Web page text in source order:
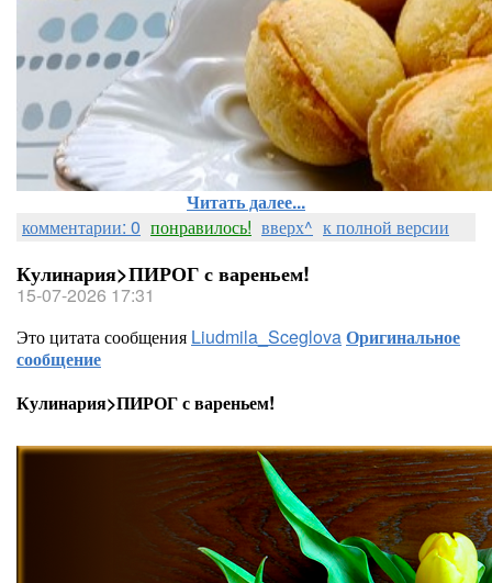
Читать далее...
комментарии: 0 понравилось! вверх^ к полной версии
Кулинария>ПИРОГ с вареньем!
15-07-2026 17:31
Это цитата сообщения Liudmila_SceglovaОригинальное
сообщение
Кулинария>ПИРОГ с вареньем!